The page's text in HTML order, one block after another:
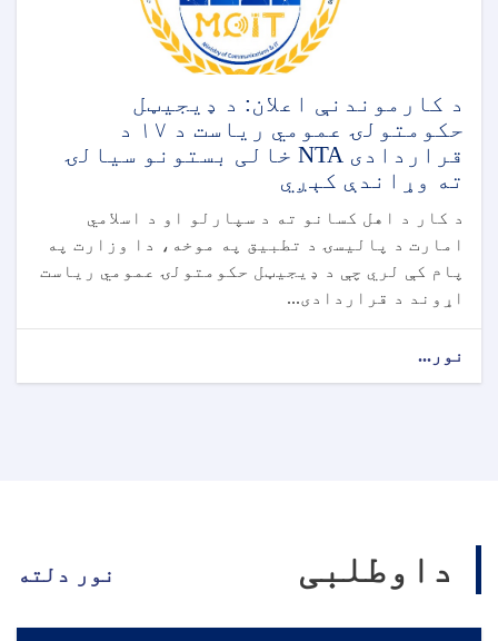
د کارموندنې اعلان: د ډیجیټل
حکومتولۍ عمومي ریاست د ۱۷ د
قراردادی NTA خالی بستونو سیالۍ
ته وړاندې کېږي
د کار د اهل کسانو ته د سپارلو او د اسلامي
امارت د پالیسۍ د تطبیق په موخه، دا وزارت په
پام کې لري چې د ډیجیټل حکومتولۍ عمومي ریاست
اړوند د قراردادی...
نور...
داوطلبی نور دلته